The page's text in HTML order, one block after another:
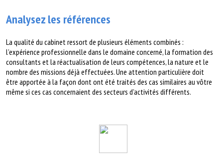
Analysez les références
La qualité du cabinet ressort de plusieurs éléments combinés :
l’expérience professionnelle dans le domaine concerné, la formation des
consultants et la réactualisation de leurs compétences, la nature et le
nombre des missions déjà effectuées.Une attention particulière doit
être apportée à la façon dont ont été traités des cas similaires au vôtre
même si ces cas concernaient des secteurs d’activités différents.